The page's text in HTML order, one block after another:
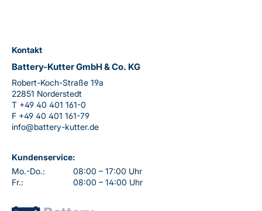
Kontakt
Battery-Kutter GmbH & Co. KG
Robert-Koch-Straße 19a
22851 Norderstedt
T +49 40 401 161-0
F +49 40 401 161-79
info@battery-kutter.de
Kundenservice:
Mo.-Do.:
08:00 – 17:00 Uhr
Fr.:
08:00 – 14:00 Uhr